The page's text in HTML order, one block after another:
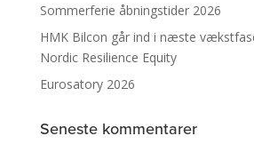
Sommerferie åbningstider 2026
HMK Bilcon går ind i næste
Nordic Resilience Equity
Eurosatory 2026
Seneste kommentarer